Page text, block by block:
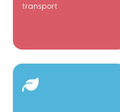
transport